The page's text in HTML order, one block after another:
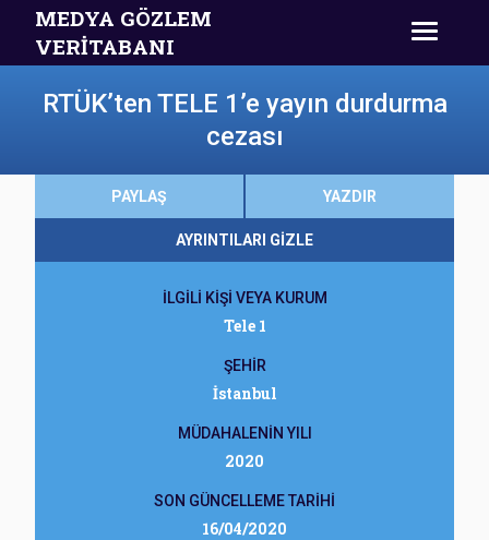
MEDYA GÖZLEM
VERİTABANI
RTÜK’ten TELE 1’e yayın durdurma
cezası
PAYLAŞ YAZDIR
AYRINTILARI GİZLE
İLGİLİ KİŞİ VEYA KURUM
Tele 1
ŞEHİR
İstanbul
MÜDAHALENİN YILI
2020
SON GÜNCELLEME TARİHİ
16/04/2020